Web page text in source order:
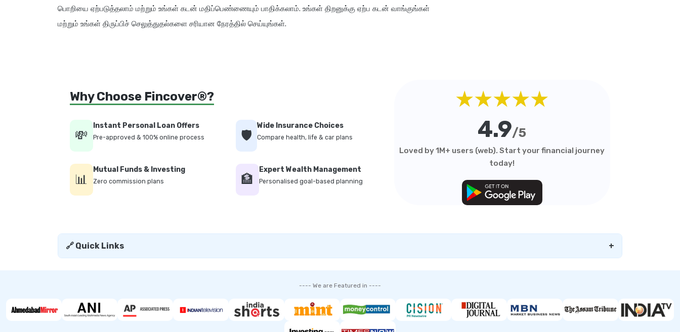
பொறியை ஏற்படுத்தலாம் மற்றும் உங்கள் கடன் மதிப்பெண்ணையும் பாதிக்கலாம். உங்கள் திறனுக்கு ஏற்ப கடன் வாங்குங்கள்
மற்றும் உங்கள் திருப்பிச் செலுத்துதல்களை சரியான நேரத்தில் செய்யுங்கள்.
Why Choose Fincover®?
💸
Instant Personal Loan Offers
Pre-approved & 100% online process 🛡️
Wide Insurance Choices
Compare health, life & car plans
📊
Mutual Funds & Investing
Zero commission plans 🏦
Expert Wealth Management
Personalised goal-based planning
★★★★★
4.9/5
Loved by 1M+ users (web). Start your financial journey
today!
🔗 Quick Links +
---- We are Featured in ----